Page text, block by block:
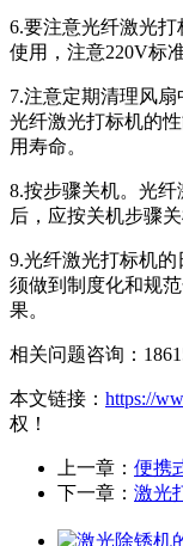
6.要注意光纤激光
使用，注意220V标
7.注意定期清理风
光纤激光打标机的
用寿命。
8.按步骤关机。光
后，应按关机步骤
9.光纤激光打标机
须做到制度化和规
果。
相关问题咨询：
本文链接： https://
权！
上一章： 便携
下一章： 激光